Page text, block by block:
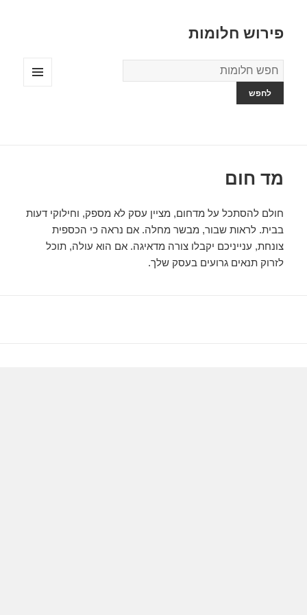
פירוש חלומות
מילון
החלומות
מד חום
חולם להסתכל על מדחום, מציין עסק לא מספק, וחילוקי דעות
בבית. לראות שבור, מבשר מחלה. אם נראה כי הכספית
צונחת, ענייניכם יקבלו צורה מדאיגה. אם הוא עולה, תוכל
לזרוק תנאים גרועים בעסק שלך.